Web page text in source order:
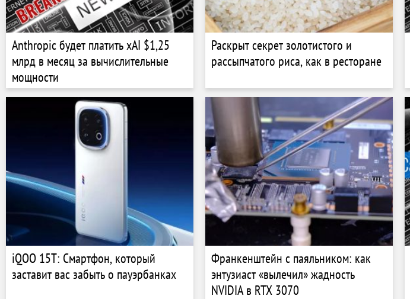
Anthropic будет платить xAI $1,25
млрд в месяц за вычислительные
мощности
Раскрыт секрет золотистого и
рассыпчатого риса, как в ресторане
iQOO 15T: Смартфон, который
заставит вас забыть о пауэрбанках
Франкенштейн с паяльником: как
энтузиаст «вылечил» жадность
NVIDIA в RTX 3070